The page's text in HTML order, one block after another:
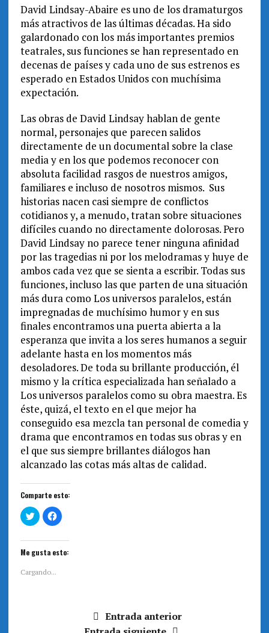
David Lindsay-Abaire es uno de los dramaturgos
más atractivos de las últimas décadas. Ha sido
galardonado con los más importantes premios
teatrales, sus funciones se han representado en
decenas de países y cada uno de sus estrenos es
esperado en Estados Unidos con muchísima
expectación.
Las obras de David Lindsay hablan de gente
normal, personajes que parecen salidos
directamente de un documental sobre la clase
media y en los que podemos reconocer con
absoluta facilidad rasgos de nuestros amigos,
familiares e incluso de nosotros mismos. Sus
historias nacen casi siempre de conflictos
cotidianos y, a menudo, tratan sobre situaciones
difíciles cuando no directamente dolorosas. Pero
David Lindsay no parece tener ninguna afinidad
por las tragedias ni por los melodramas y huye de
ambos cada vez que se sienta a escribir. Todas sus
funciones, incluso las que parten de una situación
más dura como Los universos paralelos, están
impregnadas de muchísimo humor y en sus
finales encontramos una puerta abierta a la
esperanza que invita a los seres humanos a seguir
adelante hasta en los momentos más
desoladores. De toda su brillante producción, él
mismo y la crítica especializada han señalado a
Los universos paralelos como su obra maestra. Es
éste, quizá, el texto en el que mejor ha
conseguido esa mezcla tan personal de comedia y
drama que encontramos en todas sus obras y en
el que sus siempre brillantes diálogos han
alcanzado las cotas más altas de calidad.
Comparte esto:
H
a
l
i
c
a
H
a
l
i
c
Me gusta esto:
Cargando...
Entrada anterior